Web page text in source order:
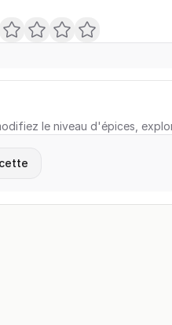
le niveau d'épices,